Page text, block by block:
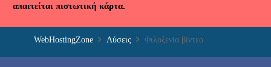
απαιτείται πιστωτική κάρτα.
WebHostingZone Λύσεις Φιλοξενία βίντεο